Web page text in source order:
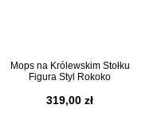
Mops na Królewskim Stołku
Figura Styl Rokoko
319,00 zł